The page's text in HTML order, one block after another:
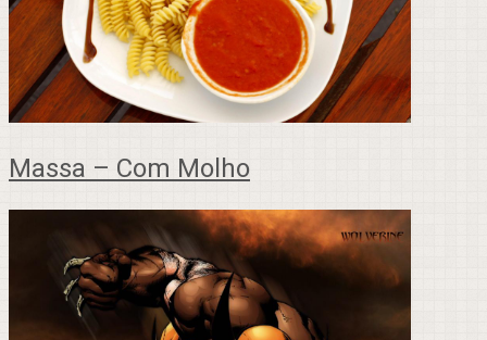
Massa – Com Molho